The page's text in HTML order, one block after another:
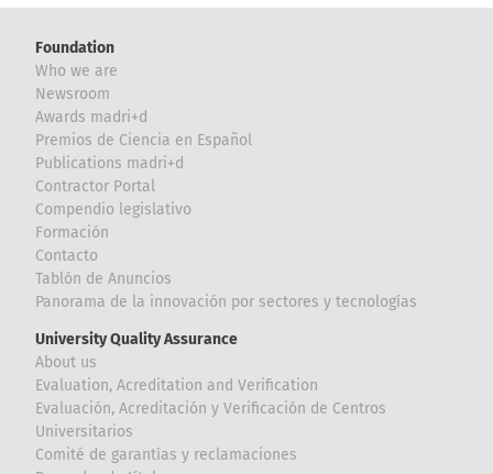
Foundation
Who we are
Newsroom
Awards madri+d
Premios de Ciencia en Español
Publications madri+d
Contractor Portal
Compendio legislativo
Formación
Contacto
Tablón de Anuncios
Panorama de la innovación por sectores y tecnologías
University Quality Assurance
About us
Evaluation, Acreditation and Verification
Evaluación, Acreditación y Verificación de Centros
Universitarios
Comité de garantías y reclamaciones